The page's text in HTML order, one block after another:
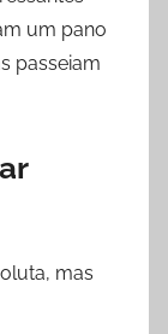
um pano
passeiam
mas